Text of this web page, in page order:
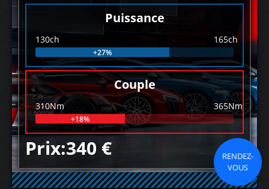
Puissance
130ch 165ch
+27%
Couple
310Nm 365Nm
+18%
Prix:340 €
RENDEZ-
VOUS